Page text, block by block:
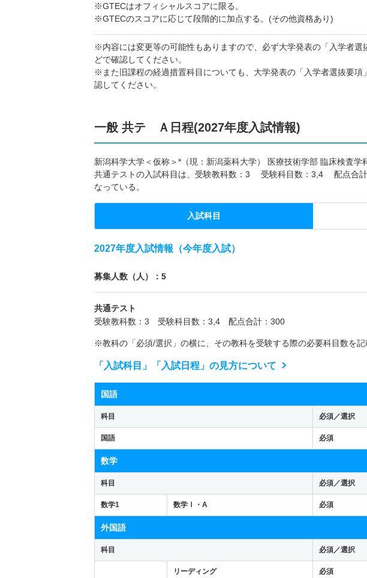
※GTECはオフィシャルスコアに限る。
※GTECのスコアに応じて段階的に加点する。(その他資格あり)
※内容には変更等の可能性もありますので、必ず大学発表の「入学者選
どで確認してください。
※また旧課程の経過措置科目についても、大学発表の「入学者選抜要項
認してください。
一般 共テ Ａ日程(2027年度入試情報)
新潟科学大学＜仮称＞*（現：新潟薬科大学） 医療技術学部 臨床検査
共通テストの入試科目は、受験教科数：3 受験科目数：3,4 配点合計
なっている。
入試科目
2027年度入試情報（今年度入試）
募集人数（人）：5
共通テスト
受験教科数：3 受験科目数：3,4 配点合計：300
※教科の「必須/選択」の横に、その教科を受験する際の必要科目数を記
「入試科目」「入試日程」の見方について
国語
科目 必須／選択
国語 必須
数学
科目 必須／選択
数学1 数学Ⅰ・A 必須
外国語
科目 必須／選択
リーディング 必須